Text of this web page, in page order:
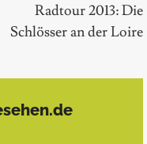
Radtour 2013: Die
Schlösser an der Loire